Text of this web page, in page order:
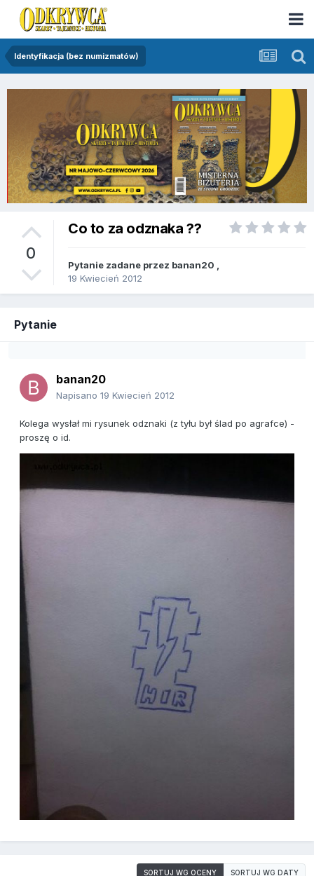
Identyfikacja (bez numizmatów)
0
Co to za odznaka ??
Pytanie zadane przez banan20
19 Kwiecień 2012
Pytanie
banan20
Napisano 19 Kwiecień 2012
Kolega wysłał mi rysunek odznaki (z tyłu był ślad po agrafce) -
proszę o id.
SORTUJ WG OCENY SORTUJ WG DATY